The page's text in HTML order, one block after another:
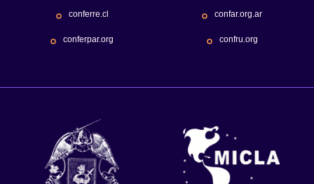
conferre.cl confar.org.ar
conferpar.org confru.org